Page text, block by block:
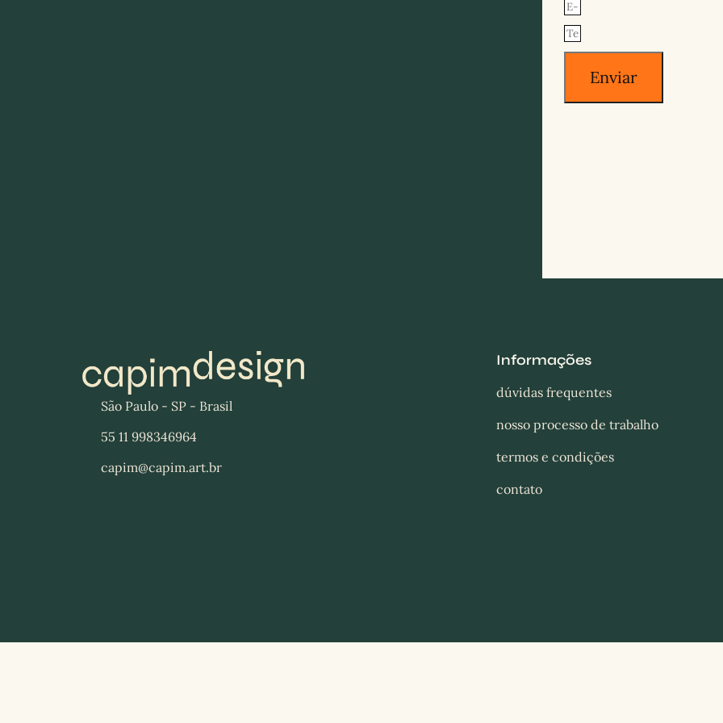
Enviar
São Paulo - SP - Brasil
55 11 998346964
capim@capim.art.br
Informações
dúvidas frequentes
nosso processo de trabalho
termos e condições
contato